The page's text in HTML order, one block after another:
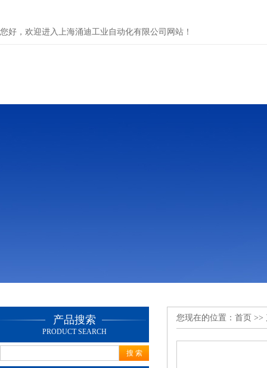
您好，欢迎进入上海涌迪工业自动化有限公司网站！
产品搜索
PRODUCT SEARCH
您现在的位置： 首页 >>